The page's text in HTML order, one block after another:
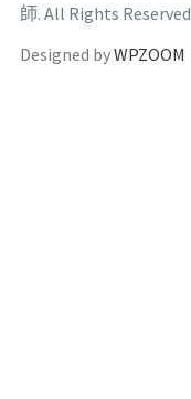
師. All Rights Reserved
Designed byWPZOOM